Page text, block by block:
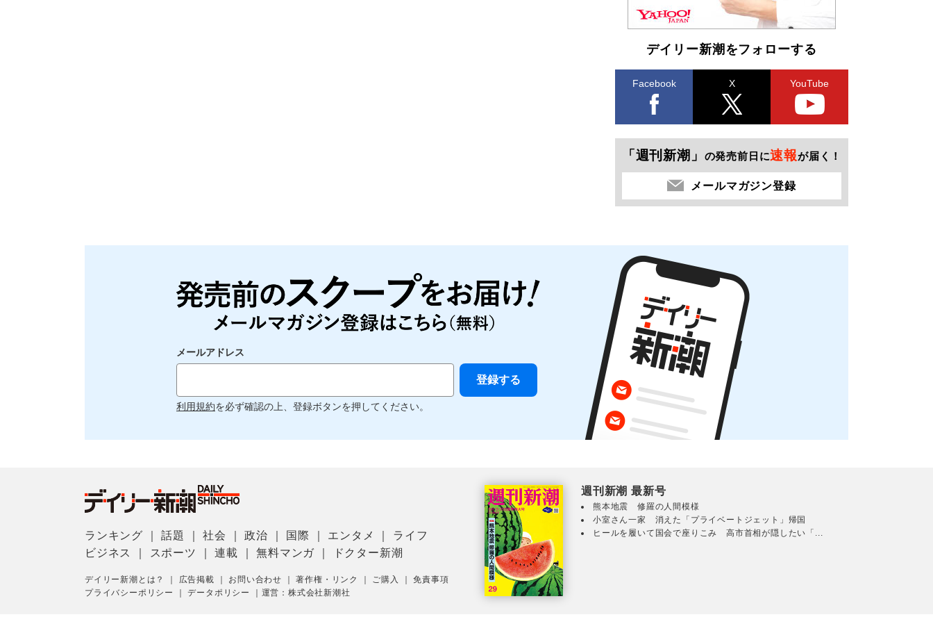
デイリー新潮をフォローする
Facebook X YouTube
「週刊新潮」 の発売前日に速報が届く！
メールマガジン登録
メールアドレス
利用規約を必ず確認の上、登録ボタンを押してください。
ランキング ｜話題 ｜社会 ｜政治 国際 エンタメ
ライフ
ビジネス
スポーツ ｜連載 ｜無料マンガ ドクター新潮
デイリー新潮とは？ 広告掲載 お問い合わせ ｜著作権・リンク ご購入 ｜免責事項
プライバシーポリシー
｜データポリシー 運営：株式会社新潮社
週刊新潮 最新号
熊本地震 修羅の人間模様
小室さん一家 消えた「プライベートジェット」帰国
ヒールを履いて国会で座りこみ 高市首相が隠したい「...